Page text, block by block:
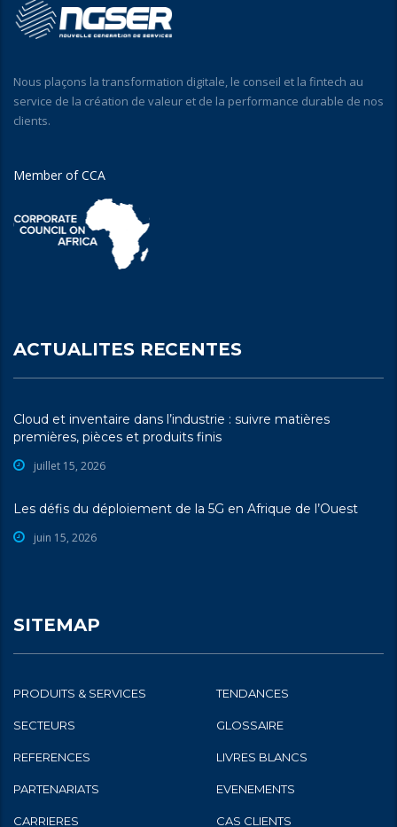
Nous plaçons la transformation digitale, le conseil et la fintech au
service de la création de valeur et de la performance durable de nos
clients.
Member of CCA
ACTUALITES RECENTES
Cloud et inventaire dans l’industrie : suivre matières
premières, pièces et produits finis
juillet 15, 2026
Les défis du déploiement de la 5G en Afrique de l’Ouest
juin 15, 2026
SITEMAP
PRODUITS & SERVICES TENDANCES
SECTEURS GLOSSAIRE
REFERENCES LIVRES BLANCS
PARTENARIATS EVENEMENTS
CARRIERES CAS CLIENTS